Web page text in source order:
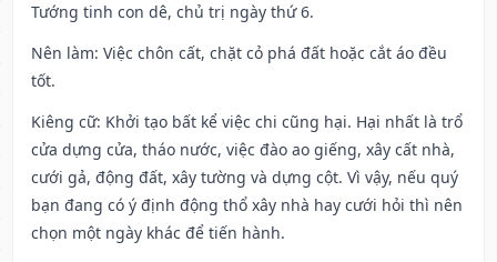
Tướng tinh con dê, chủ trị ngày thứ 6.
Nên làm: Việc chôn cất, chặt cỏ phá đất hoặc cắt áo đều
tốt.
Kiêng cữ: Khởi tạo bất kể việc chi cũng hại. Hại nhất là trổ
cửa dựng cửa, tháo nước, việc đào ao giếng, xây cất nhà,
cưới gả, động đất, xây tường và dựng cột. Vì vậy, nếu quý
bạn đang có ý định động thổ xây nhà hay cưới hỏi thì nên
chọn một ngày khác để tiến hành.